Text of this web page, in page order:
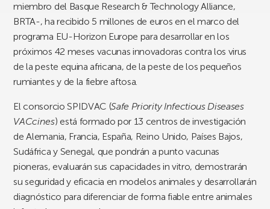
miembro del Basque Research & Technology Alliance,
BRTA-, ha recibido 5 millones de euros en el marco del
programa EU-Horizon Europe para desarrollar en los
próximos 42 meses vacunas innovadoras contra los virus
de la peste equina africana, de la peste de los pequeños
rumiantes y de la fiebre aftosa.
El consorcio SPIDVAC (Safe Priority Infectious Diseases
VACcines) está formado por 13 centros de investigación
de Alemania, Francia, España, Reino Unido, Países Bajos,
Sudáfrica y Senegal, que pondrán a punto vacunas
pioneras, evaluarán sus capacidades in vitro, demostrarán
su seguridad y eficacia en modelos animales y desarrollarán
diagnóstico para diferenciar de forma fiable entre animales